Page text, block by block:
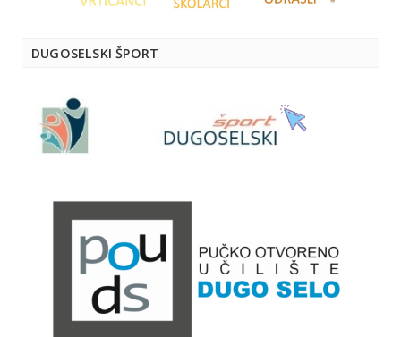
DUGOSELSKI ŠPORT